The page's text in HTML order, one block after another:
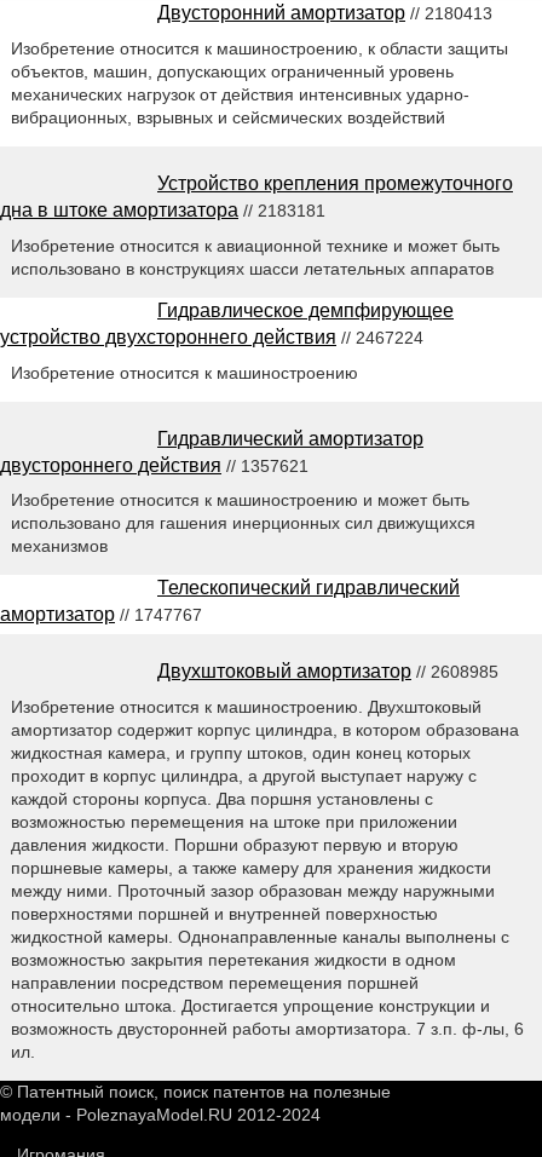
Двусторонний амортизатор // 2180413
Изобретение относится к машиностроению, к области защиты
объектов, машин, допускающих ограниченный уровень
механических нагрузок от действия интенсивных ударно-
вибрационных, взрывных и сейсмических воздействий
Устройство крепления промежуточного
дна в штоке амортизатора // 2183181
Изобретение относится к авиационной технике и может быть
использовано в конструкциях шасси летательных аппаратов
Гидравлическое демпфирующее
устройство двухстороннего действия // 2467224
Изобретение относится к машиностроению
Гидравлический амортизатор
двустороннего действия // 1357621
Изобретение относится к машиностроению и может быть
использовано для гашения инерционных сил движущихся
механизмов
Телескопический гидравлический
амортизатор // 1747767
Двухштоковый амортизатор // 2608985
Изобретение относится к машиностроению. Двухштоковый
амортизатор содержит корпус цилиндра, в котором образована
жидкостная камера, и группу штоков, один конец которых
проходит в корпус цилиндра, а другой выступает наружу с
каждой стороны корпуса. Два поршня установлены с
возможностью перемещения на штоке при приложении
давления жидкости. Поршни образуют первую и вторую
поршневые камеры, а также камеру для хранения жидкости
между ними. Проточный зазор образован между наружными
поверхностями поршней и внутренней поверхностью
жидкостной камеры. Однонаправленные каналы выполнены с
возможностью закрытия перетекания жидкости в одном
направлении посредством перемещения поршней
относительно штока. Достигается упрощение конструкции и
возможность двусторонней работы амортизатора. 7 з.п. ф-лы, 6
ил.
© Патентный поиск, поиск патентов на полезные
модели - PoleznayaModel.RU 2012-2024